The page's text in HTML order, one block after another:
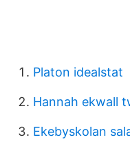
Platon idealstat
Hannah ekwall
Ekebyskolan